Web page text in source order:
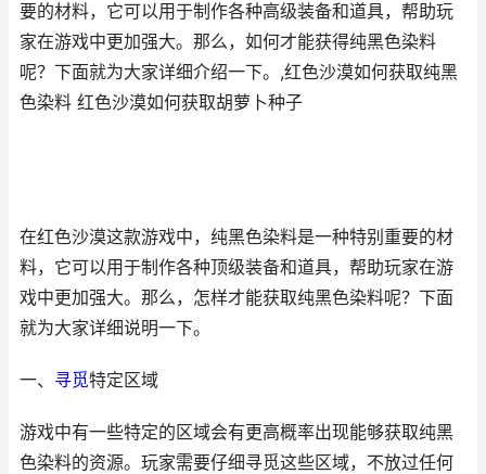
要的材料，它可以用于制作各种高级装备和道具，帮助玩
家在游戏中更加强大。那么，如何才能获得纯黑色染料
呢？下面就为大家详细介绍一下。,红色沙漠如何获取纯黑
色染料 红色沙漠如何获取胡萝卜种子
在红色沙漠这款游戏中，纯黑色染料是一种特别重要的材
料，它可以用于制作各种顶级装备和道具，帮助玩家在游
戏中更加强大。那么，怎样才能获取纯黑色染料呢？下面
就为大家详细说明一下。
一、 寻觅特定区域
游戏中有一些特定的区域会有更高概率出现能够获取纯黑
色染料的资源。玩家需要仔细寻觅这些区域，不放过任何